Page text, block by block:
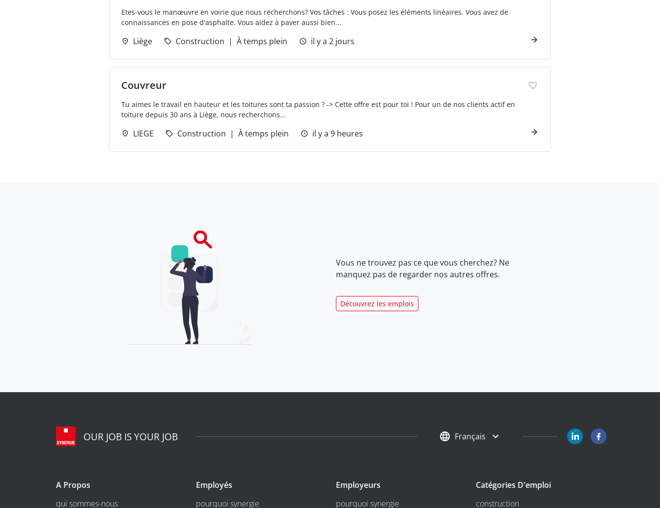
Etes-vous le manœuvre en voirie que nous recherchons? Vos tâches : Vous posez les éléments linéaires. Vous avez de
connaissances en pose d'asphalte. Vous aidez à paver aussi bien...
Liège Construction À temps plein il y a 2 jours
Couvreur
Tu aimes le travail en hauteur et les toitures sont ta passion ? -> Cette offre est pour toi ! Pour un de nos clients actif en
toiture depuis 30 ans à Liège, nous recherchons...
LIEGE Construction À temps plein il y a 9 heures
Vous ne trouvez pas ce que vous cherchez? Ne
manquez pas de regarder nos autres offres.
Découvrez les emplois
OUR JOB IS YOUR JOB Français
A Propos
qui sommes-nous
Employés
pourquoi synergie
Employeurs
pourquoi synergie
Catégories D'emploi
construction